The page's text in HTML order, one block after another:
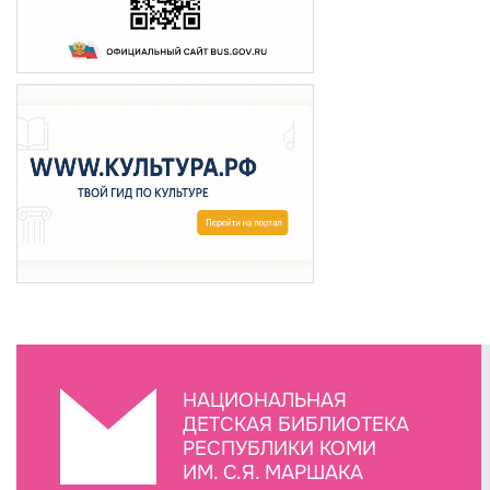
НАЦИОНАЛЬНАЯ
ДЕТСКАЯ БИБЛИОТЕКА
РЕСПУБЛИКИ КОМИ
ИМ. С.Я. МАРШАКА